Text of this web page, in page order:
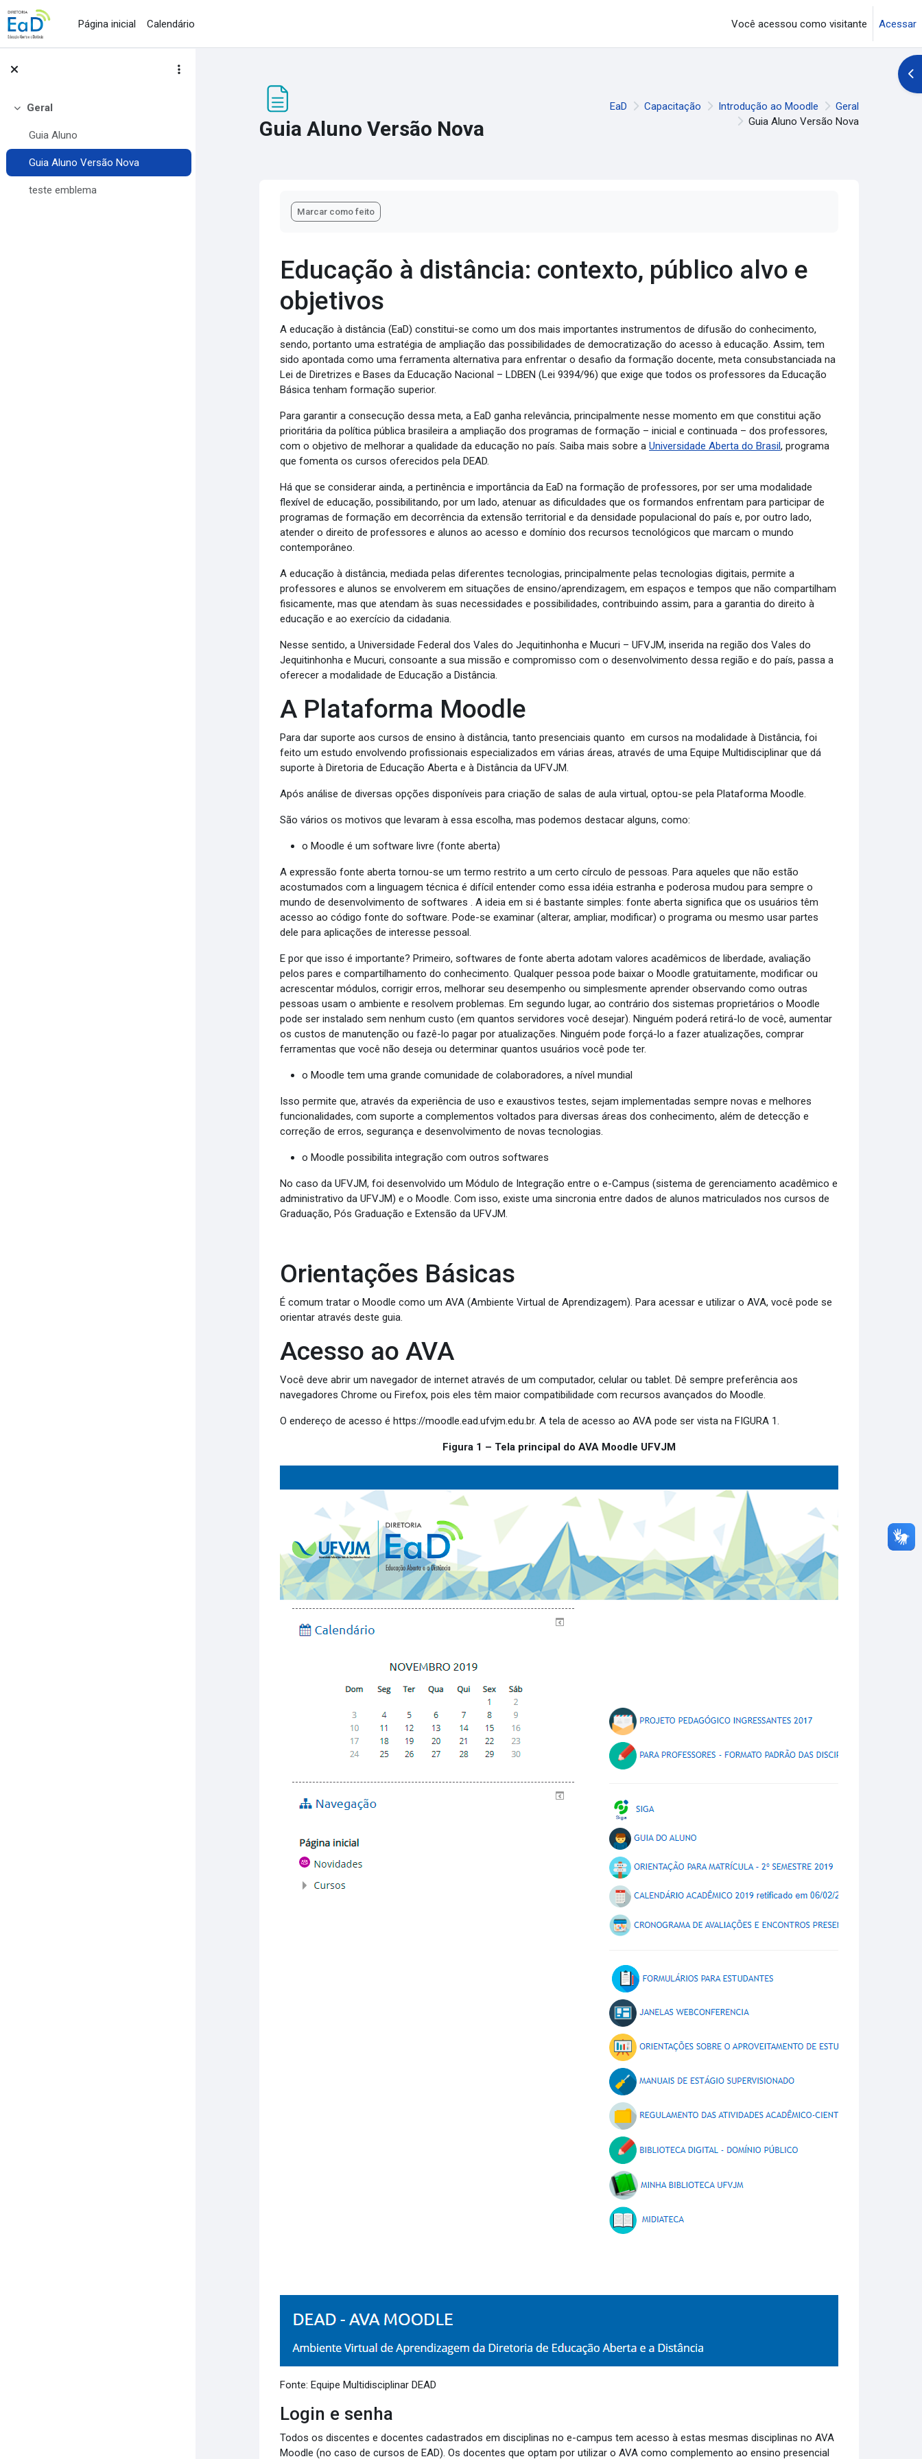
Ir para o conteúdo principal
Página inicial
Calendário Você acessou como visitante Acessar
Contrair
Geral
Guia Aluno
Guia Aluno Versão Nova
teste emblema
Guia Aluno Versão Nova
EaD Capacitação Introdução ao Moodle
Geral
Guia Aluno Versão Nova
Marcar como feito
Educação à distância: contexto, público alvo e
objetivos
A educação à distância (EaD) constitui-se como um dos mais importantes instrumentos de difusão do conhecimento,
sendo, portanto uma estratégia de ampliação das possibilidades de democratização do acesso à educação. Assim, tem
sido apontada como uma ferramenta alternativa para enfrentar o desafio da formação docente, meta consubstanciada na
Lei de Diretrizes e Bases da Educação Nacional – LDBEN (Lei 9394/96) que exige que todos os professores da Educação
Básica tenham formação superior.
Para garantir a consecução dessa meta, a EaD ganha relevância, principalmente nesse momento em que constitui ação
prioritária da política pública brasileira a ampliação dos programas de formação – inicial e continuada – dos professores,
com o objetivo de melhorar a qualidade da educação no país. Saiba mais sobre aUniversidade Aberta do Brasil, programa
que fomenta os cursos oferecidos pela DEAD.
Há que se considerar ainda, a pertinência e importância da EaD na formação de professores, por ser uma modalidade
flexível de educação, possibilitando, por um lado, atenuar as dificuldades que os formandos enfrentam para participar de
programas de formação em decorrência da extensão territorial e da densidade populacional do país e, por outro lado,
atender o direito de professores e alunos ao acesso e domínio dos recursos tecnológicos que marcam o mundo
contemporâneo.
A educação à distância, mediada pelas diferentes tecnologias, principalmente pelas tecnologias digitais, permite a
professores e alunos se envolverem em situações de ensino/aprendizagem, em espaços e tempos que não compartilham
fisicamente, mas que atendam às suas necessidades e possibilidades, contribuindo assim, para a garantia do direito à
educação e ao exercício da cidadania.
Nesse sentido, a Universidade Federal dos Vales do Jequitinhonha e Mucuri – UFVJM, inserida na região dos Vales do
Jequitinhonha e Mucuri, consoante a sua missão e compromisso com o desenvolvimento dessa região e do país, passa a
oferecer a modalidade de Educação a Distância.
A Plataforma Moodle
Para dar suporte aos cursos de ensino à distância, tanto presenciais quanto em cursos na modalidade à Distância, foi
feito um estudo envolvendo profissionais especializados em várias áreas, através de uma Equipe Multidisciplinar que dá
suporte à Diretoria de Educação Aberta e à Distância da UFVJM.
Após análise de diversas opções disponíveis para criação de salas de aula virtual, optou-se pela Plataforma Moodle.
São vários os motivos que levaram à essa escolha, mas podemos destacar alguns, como:
o Moodle é um software livre (fonte aberta)
A expressão fonte aberta tornou-se um termo restrito a um certo círculo de pessoas. Para aqueles que não estão
acostumados com a linguagem técnica é difícil entender como essa idéia estranha e poderosa mudou para sempre o
mundo de desenvolvimento de softwares . A ideia em si é bastante simples: fonte aberta significa que os usuários têm
acesso ao código fonte do software. Pode-se examinar (alterar, ampliar, modificar) o programa ou mesmo usar partes
dele para aplicações de interesse pessoal.
E por que isso é importante? Primeiro, softwares de fonte aberta adotam valores acadêmicos de liberdade, avaliação
pelos pares e compartilhamento do conhecimento. Qualquer pessoa pode baixar o Moodle gratuitamente, modificar ou
acrescentar módulos, corrigir erros, melhorar seu desempenho ou simplesmente aprender observando como outras
pessoas usam o ambiente e resolvem problemas. Em segundo lugar, ao contrário dos sistemas proprietários o Moodle
pode ser instalado sem nenhum custo (em quantos servidores você desejar). Ninguém poderá retirá-lo de você, aumentar
os custos de manutenção ou fazê-lo pagar por atualizações. Ninguém pode forçá-lo a fazer atualizações, comprar
ferramentas que você não deseja ou determinar quantos usuários você pode ter.
o Moodle tem uma grande comunidade de colaboradores, a nível mundial
Isso permite que, através da experiência de uso e exaustivos testes, sejam implementadas sempre novas e melhores
funcionalidades, com suporte a complementos voltados para diversas áreas dos conhecimento, além de detecção e
correção de erros, segurança e desenvolvimento de novas tecnologias.
o Moodle possibilita integração com outros softwares
No caso da UFVJM, foi desenvolvido um Módulo de Integração entre o e-Campus (sistema de gerenciamento acadêmico e
administrativo da UFVJM) e o Moodle. Com isso, existe uma sincronia entre dados de alunos matriculados nos cursos de
Graduação, Pós Graduação e Extensão da UFVJM.
Orientações Básicas
É comum tratar o Moodle como um AVA (Ambiente Virtual de Aprendizagem). Para acessar e utilizar o AVA, você pode se
orientar através deste guia.
Acesso ao AVA
Você deve abrir um navegador de internet através de um computador, celular ou tablet. Dê sempre preferência aos
navegadores Chrome ou Firefox, pois eles têm maior compatibilidade com recursos avançados do Moodle.
O endereço de acesso é https://moodle.ead.ufvjm.edu.br. A tela de acesso ao AVA pode ser vista na FIGURA 1.
Figura 1 – Tela principal do AVA Moodle UFVJM
Fonte: Equipe Multidisciplinar DEAD
Login e senha
Todos os discentes e docentes cadastrados em disciplinas no e-campus tem acesso à estas mesmas disciplinas no AVA
Moodle (no caso de cursos de EAD). Os docentes que optam por utilizar o AVA como complemento ao ensino presencial